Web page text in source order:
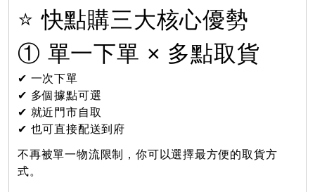
⭐ 快點購三大核心優勢
① 單一下單 × 多點取貨
✔ 一次下單
✔ 多個據點可選
✔ 就近門市自取
✔ 也可直接配送到府
不再被單一物流限制，你可以選擇最方便的取貨方
式。